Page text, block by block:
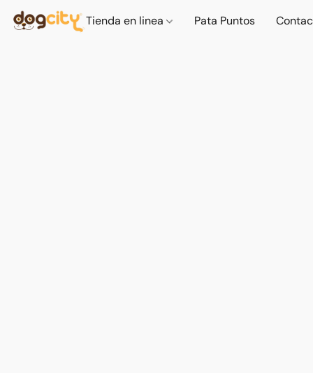
Tienda en linea Pata Puntos